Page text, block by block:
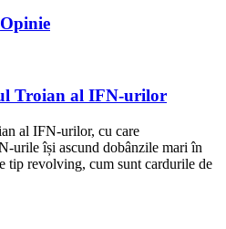
Opinie
Troian al IFN-urilor
al IFN-urilor, cu care
urile își ascund dobânzile mari în
tip revolving, cum sunt cardurile de